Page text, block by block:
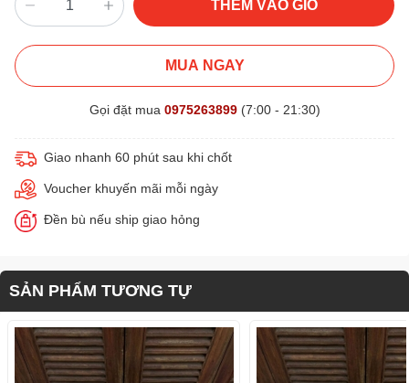
THÊM VÀO GIỎ
MUA NGAY
Gọi đặt mua 0975263899(7:00 - 21:30)
Giao nhanh 60 phút sau khi chốt
Voucher khuyến mãi mỗi ngày
Đền bù nếu ship giao hỏng
SẢN PHẨM TƯƠNG TỰ